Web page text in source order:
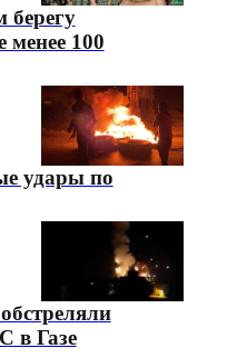
берегу
менее 100
удары по
в Газе